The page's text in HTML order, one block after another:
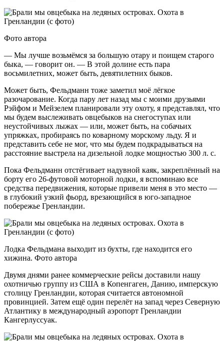
Фото автора
— Мы лучше возьмёмся за большую отару и поищем старого
быка, — говорит он. — В этой долине есть пара
восьмилетних, может быть, девятилетних быков.
Может быть, Фельдманн тоже заметил моё лёгкое
разочарование. Когда пару лет назад мы с моими друзьями
Рэйфом и Мейзелем планировали эту охоту, я представлял, что
мы будем выслеживать овцебыков на снегоступах или
неустойчивых лыжах — или, может быть, на собачьих
упряжках, пробираясь по коварному морскому льду. Я и
представить себе не мог, что мы будем подкрадываться на
расстояние выстрела на дизельной лодке мощностью 300 л. с.
Пока Фельдманн отстёгивает надувной каяк, закреплённый на
борту его 26-футовой моторной лодки, я вспоминаю все
средства передвижения, которые привели меня в это место —
в глубокий узкий фьорд, врезающийся в юго-западное
побережье Гренландии.
Лодка Фельдмана выходит из бухты, где находится его
хижина. Фото автора
Двумя днями ранее коммерческие рейсы доставили нашу
охотничью группу из США в Копенгаген, Данию, имперскую
столицу Гренландии, которая считается автономной
провинцией. Затем ещё один перелёт на запад через Северную
Атлантику в международный аэропорт Гренландии
Кангерлуссуак.